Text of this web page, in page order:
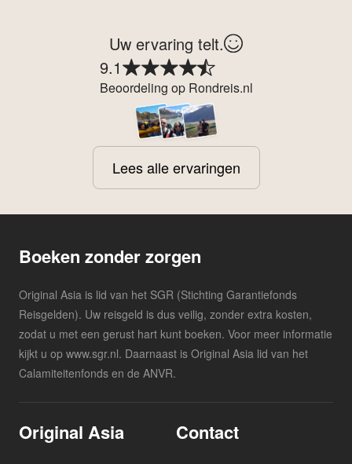
Uw ervaring telt.
9.1
Beoordeling op Rondreis.nl
Lees alle ervaringen
Boeken zonder zorgen
Original Asia is lid van het SGR (Stichting Garantiefonds
Reisgelden). Uw reisgeld is dus veilig, zonder extra kosten,
zodat u met een gerust hart kunt boeken. Voor meer informatie
kijkt u op www.sgr.nl. Daarnaast is Original Asia lid van het
Calamiteitenfonds en de ANVR.
Original Asia Contact